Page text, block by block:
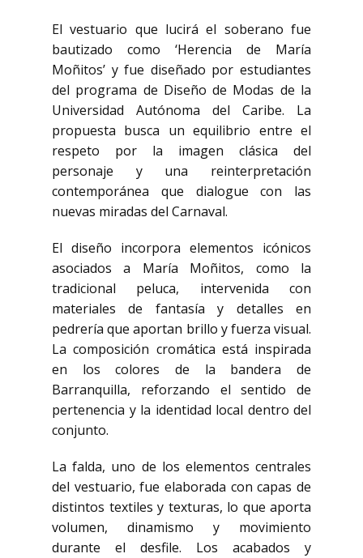
El vestuario que lucirá el soberano fue
bautizado como ‘Herencia de María
Moñitos’ y fue diseñado por estudiantes
del programa de Diseño de Modas de la
Universidad Autónoma del Caribe. La
propuesta busca un equilibrio entre el
respeto por la imagen clásica del
personaje y una reinterpretación
contemporánea que dialogue con las
nuevas miradas del Carnaval.
El diseño incorpora elementos icónicos
asociados a María Moñitos, como la
tradicional peluca, intervenida con
materiales de fantasía y detalles en
pedrería que aportan brillo y fuerza visual.
La composición cromática está inspirada
en los colores de la bandera de
Barranquilla, reforzando el sentido de
pertenencia y la identidad local dentro del
conjunto.
La falda, uno de los elementos centrales
del vestuario, fue elaborada con capas de
distintos textiles y texturas, lo que aporta
volumen, dinamismo y movimiento
durante el desfile. Los acabados y